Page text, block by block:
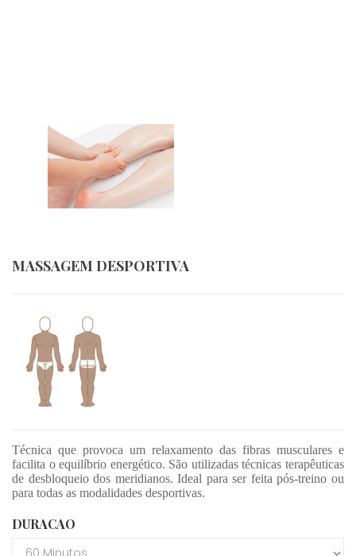
MASSAGEM DESPORTIVA
Técnica que provoca um relaxamento das fibras musculares e
facilita o equilíbrio energético. São utilizadas técnicas terapêuticas
de desbloqueio dos meridianos. Ideal para ser feita pós-treino ou
para todas as modalidades desportivas.
DURACAO